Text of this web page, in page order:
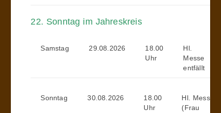
22. Sonntag im Jahreskreis
Samstag 29.08.2026
18.00
Uhr
Hl.
Messe
entfällt
Sonntag 30.08.2026
18.00
Uhr
Hl. Messe
(Frau